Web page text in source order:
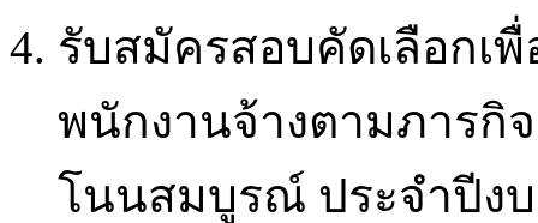
รับสมัครสอบคัดเลือกเ
พนักงานจ้างตามภารกิ
โนนสมบูรณ์ ประจำปีง